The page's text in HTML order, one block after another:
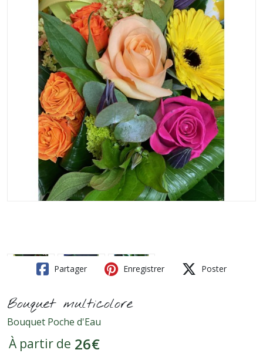
Partager Enregistrer Poster
Bouquet multicolore
Bouquet Poche d'Eau
À partir de 26€